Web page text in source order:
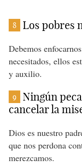
8 Los pobres
Debemos enfocarnos
necesitados, ellos
y auxilio.
9
Ningún
cancelar la
Dios es nuestro
que nos perdona
merezcamos.